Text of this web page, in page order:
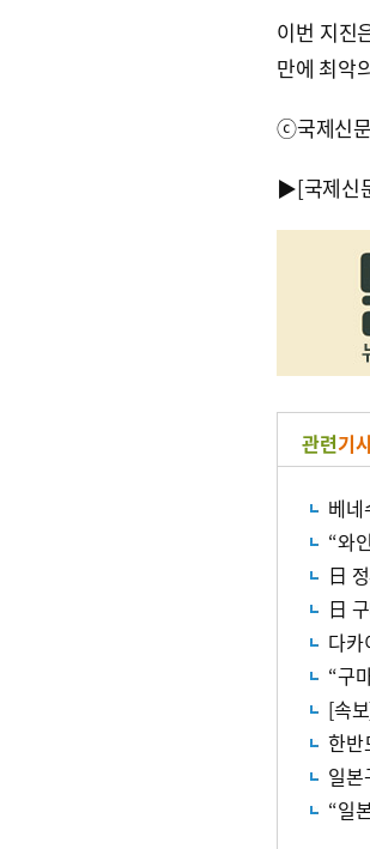
이번 지진
만에 최악
ⓒ국제신
▶[국제신
관련기
베
“와
日
日
다
“구
[속
한반
일
“일